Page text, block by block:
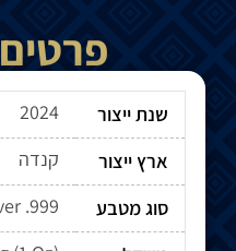
שנת ייצור
2024
ארץ ייצור
קנדה
סוג מטבע
.999